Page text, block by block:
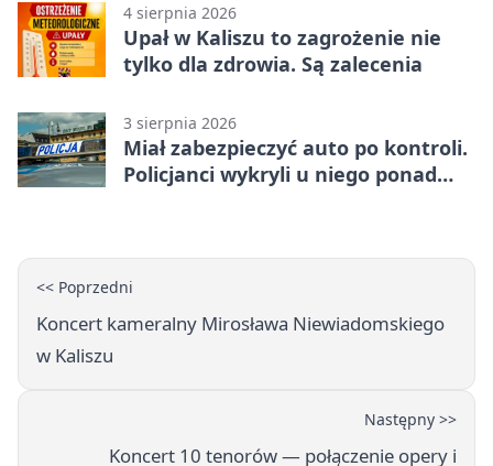
4 sierpnia 2026
Upał w Kaliszu to zagrożenie nie
tylko dla zdrowia. Są zalecenia
3 sierpnia 2026
Miał zabezpieczyć auto po kontroli.
Policjanci wykryli u niego ponad
<< Poprzedni
Koncert kameralny Mirosława Niewiadomskiego
w Kaliszu
Następny >>
Koncert 10 tenorów — połączenie opery i